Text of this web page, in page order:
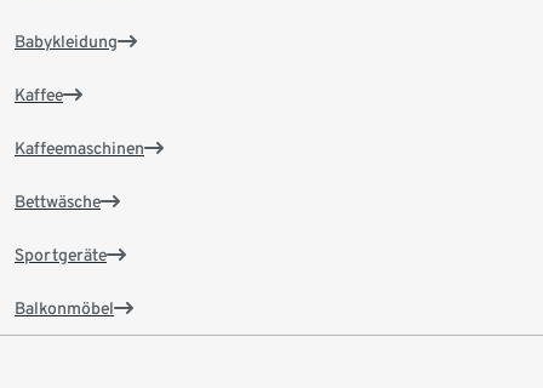
Babykleidung
Kaffee
Kaffeemaschinen
Bettwäsche
Sportgeräte
Balkonmöbel